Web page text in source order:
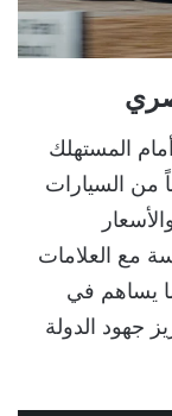
المستهلك
من السيارات
مع العلامات
يساهم في
جهود الدولة